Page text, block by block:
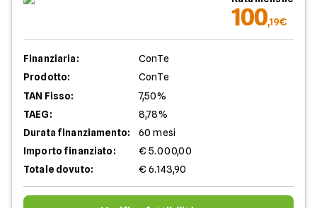
100,19€
Finanziaria:
ConTe
Prodotto:
ConTe
TAN Fisso:
7,50%
TAEG:
8,78%
Durata finanziamento:
60 mesi
Importo finanziato:
€ 5.000,00
Totale dovuto:
€ 6.143,90